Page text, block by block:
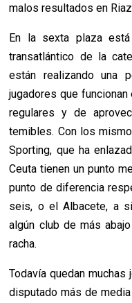
malos resultados en
En la sexta plaza
transatlántico de la
están realizando una
jugadores que
regulares y de
temibles. Con los
Sporting, que ha
Ceuta tienen un punto
punto de diferencia
seis, o el Albacete, a
algún club de más
racha.
Todavía quedan
disputado más de